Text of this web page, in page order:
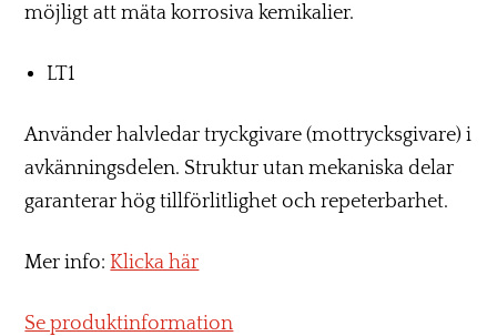
möjligt att mäta korrosiva kemikalier.
LT1
Använder halvledar tryckgivare (mottrycksgivare) i
avkänningsdelen. Struktur utan mekaniska delar
garanterar hög tillförlitlighet och repeterbarhet.
Mer info:Klicka här
Se produktinformation